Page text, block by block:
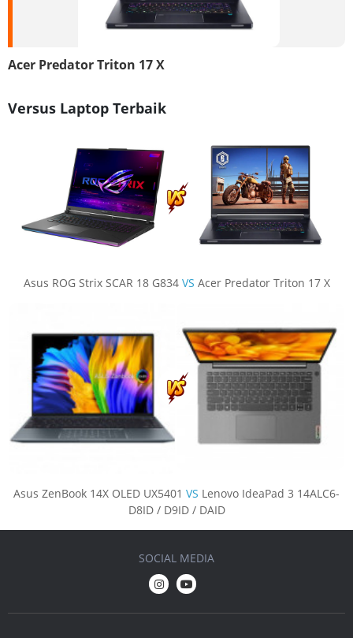
Acer Predator Triton 17 X
Versus Laptop Terbaik
Asus ROG Strix SCAR 18 G834 VS Acer Predator Triton 17 X
Asus ZenBook 14X OLED UX5401 VS Lenovo IdeaPad 3 14ALC6-
D8ID / D9ID / DAID
SOCIAL MEDIA